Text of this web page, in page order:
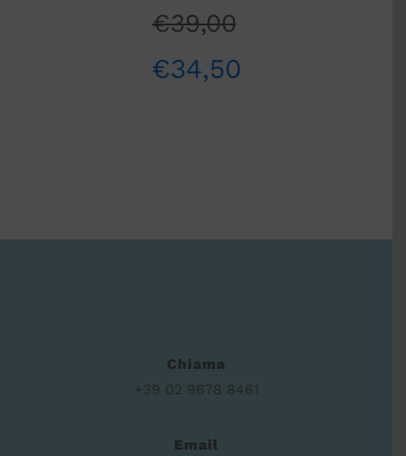
€39,00
€34,50
Chiama
+39 02 9678 8461
Email